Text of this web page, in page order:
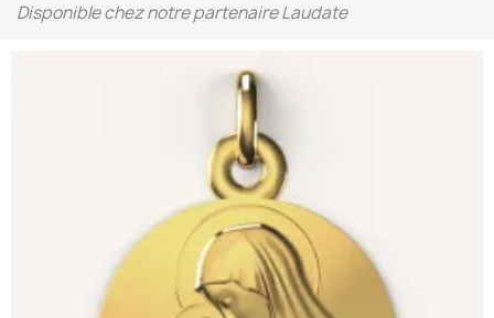
Disponible chez notre partenaire Laudate